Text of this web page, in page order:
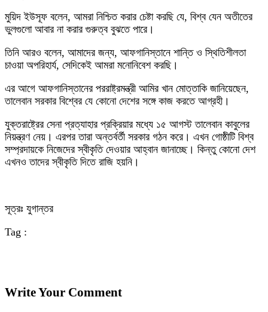
মুয়িদ ইউসূফ বলেন, আমরা নিশ্চিত করার চেষ্টা করছি যে, বিশ্ব যেন অতীতের
ভুলগুলো আবার না করার গুরুত্ব বুঝতে পারে।
তিনি আরও বলেন, আমাদের জন্য, আফগানিস্তানে শান্তি ও স্থিতিশীলতা
চাওয়া অপরিহার্য, সেদিকেই আমরা মনোনিবেশ করছি।
এর আগে আফগানিস্তানের পররাষ্ট্রমন্ত্রী আমির খান মোত্তাকি জানিয়েছেন,
তালেবান সরকার বিশ্বের যে কোনো দেশের সঙ্গে কাজ করতে আগ্রহী।
যুক্তরাষ্ট্রের সেনা প্রত্যাহার প্রক্রিয়ার মধ্যে ১৫ আগস্ট তালেবান কাবুলের
নিয়ন্ত্রণ নেয়। এরপর তারা অন্তর্বর্তী সরকার গঠন করে। এখন গোষ্ঠীটি বিশ্ব
সম্প্রদায়কে নিজেদের স্বীকৃতি দেওয়ার আহ্বান জানাচ্ছে। কিন্তু কোনো দেশ
এখনও তাদের স্বীকৃতি দিতে রাজি হয়নি।
সূত্রঃ যুগান্তর
Tag :
Write Your Comment